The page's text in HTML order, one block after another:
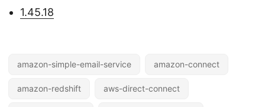
1.45.18
amazon-simple-email-service amazon-connect
amazon-redshift aws-direct-connect